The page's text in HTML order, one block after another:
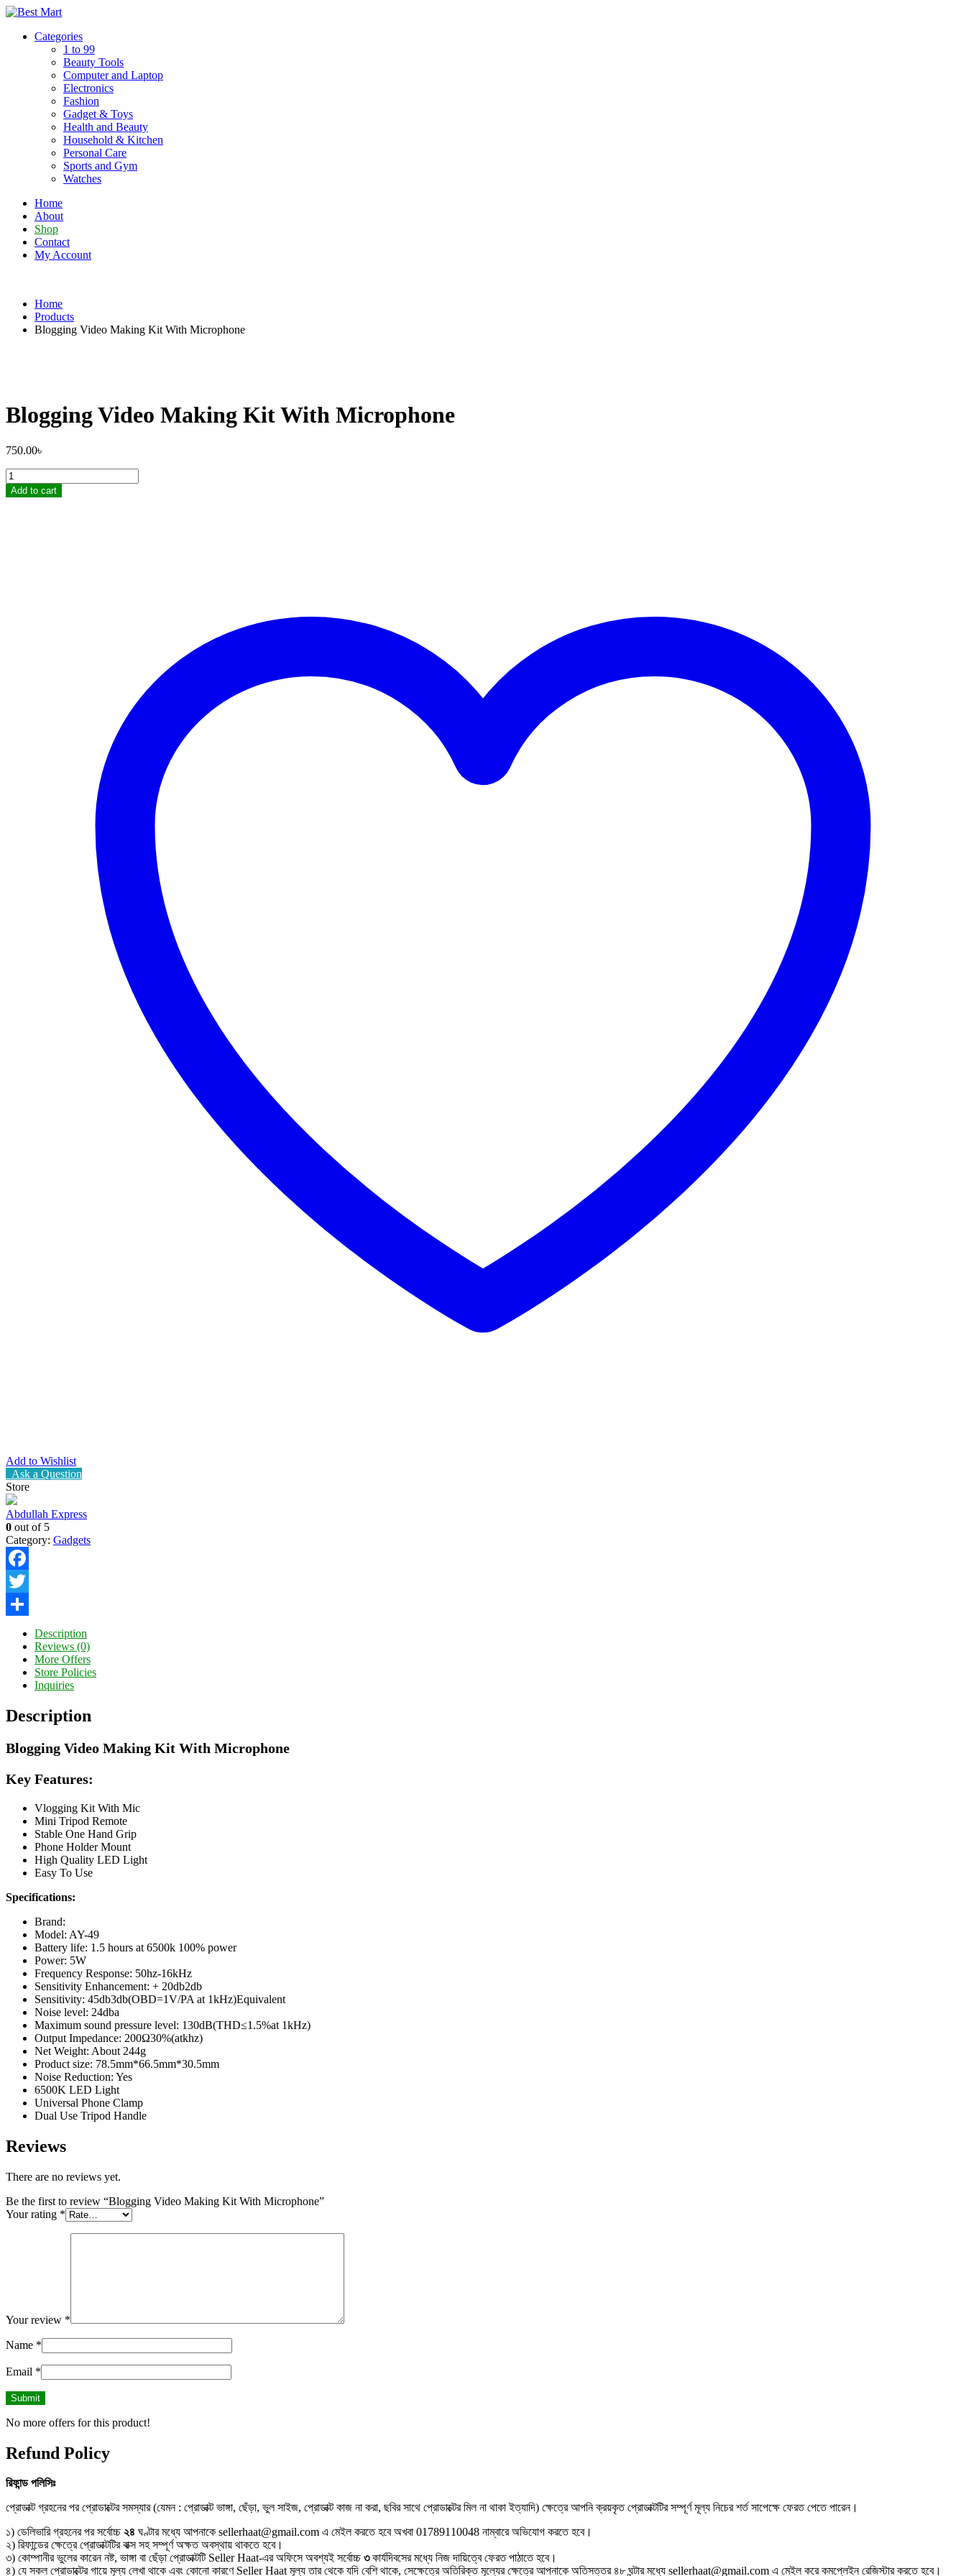
Skip
contentCategories
1 to 99
Beauty Tools
Computer and Laptop
Electronics
Fashion
Gadget & Toys
Health and Beauty
Household & Kitchen
Personal Care
Sports and Gym
Watches
Home
About
Shop
Contact
My Account
Home
Products
Blogging Video Making Kit With Microphone
Blogging Video Making Kit With Microphone
750.00৳
Blogging
Video
Making
Add to cart
Add to Wishlist
Ask a Question
Store
Abdullah Express
0 out of 5
Category: Gadgets
Facebook
Twitter
Description
Reviews (0)
More Offers
Store Policies
Inquiries
Description
Blogging Video Making Kit With Microphone
Key Features:
Vlogging Kit With Mic
Mini Tripod Remote
Stable One Hand Grip
Phone Holder Mount
High Quality LED Light
Easy To Use
Specifications:
Brand:
Model: AY-49
Battery life: 1.5 hours at 6500k 100% power
Power: 5W
Frequency Response: 50hz-16kHz
Sensitivity Enhancement: + 20db2db
Sensitivity: 45db3db(OBD=1V/PA at 1kHz)Equivalent
Noise level: 24dba
Maximum sound pressure level: 130dB(THD≤1.5%at 1kHz)
Output Impedance: 200Ω30%(atkhz)
Net Weight: About 244g
Product size: 78.5mm*66.5mm*30.5mm
Noise Reduction: Yes
6500K LED Light
Universal Phone Clamp
Dual Use Tripod Handle
Reviews
There are no reviews yet.
Be the first to review “Blogging Video Making Kit With Microphone”
Your rating *
Your review *
Name *
Email *
No more offers for this product!
Refund Policy
রিফান্ড পলিসিঃ
প্রোডাক্ট গ্রহনের পর প্রোডাক্টের সমস্যার (যেমন : প্রোডাক্ট ভাঙ্গা, ছেঁড়া, ভুল সাইজ, প্রোডাক্ট কাজ না করা, ছবির সাথে প্রোডাক্টের মিল না থাকা ইত্যাদি) ক্ষেত্রে আপনি ক্রয়কৃত প্রোডাক্টটির সম্পূর্ণ মূল্য নিচের শর্ত সাপেক্ষে ফেরত পেতে পারেন।
১) ডেলিভারি গ্রহনের পর সর্বোচ্চ ২৪ ঘণ্টার মধ্যে আপনাকে sellerhaat@gmail.com এ মেইল করতে হবে অখবা 01789110048 নাম্বারে অভিযোগ করতে হবে।
২) রিফান্ডের ক্ষেত্রে প্রোডাক্টটির বাক্স সহ সম্পূর্ণ অক্ষত অবস্থায় থাকতে হবে।
৩) কোম্পানীর ভুলের কারেন নষ্ট, ভাঙ্গা বা ছেঁড়া প্রোডাক্টটি Seller Haat-এর অফিসে অবশ্যই সর্বোচ্চ ৩কার্যদিবসের মধ্যে নিজ দায়িত্বে ফেরত পাঠাতে হবে।
৪) যে সকল প্রোডাক্টের গায়ে মূল্য লেখা থাকে এবং কোনো কারণে Seller Haat মূল্য তার থেকে যদি বেশি থাকে, সেক্ষেত্রে অতিরিক্ত মূল্যের ক্ষেত্রে আপনাকে অতিসত্তর ৪৮ ঘন্টার মধ্যে sellerhaat@gmail.com এ মেইল করে কমপ্লেইন রেজিস্টার করতে হবে।